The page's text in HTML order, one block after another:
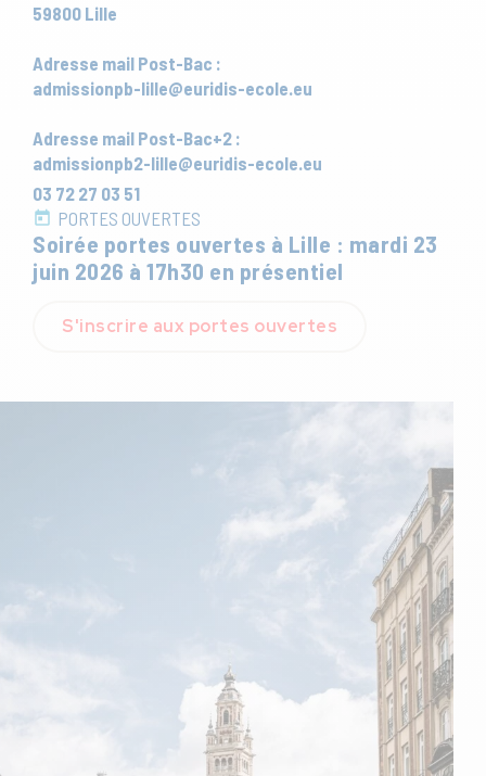
59800 Lille
Adresse mail Post-Bac :
admissionpb-lille@euridis-ecole.eu
Adresse mail Post-Bac+2 :
admissionpb2-lille@euridis-ecole.eu
03 72 27 03 51
PORTES OUVERTES
Soirée portes ouvertes à Lille : mardi 23
juin 2026 à 17h30 en présentiel
S'inscrire aux portes ouvertes